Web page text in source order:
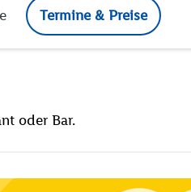
Termine & Preise
oder Bar.